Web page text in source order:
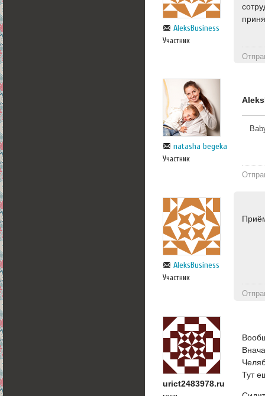
AleksBusiness
Участник
natasha begeka
Участник
AleksBusiness
Участник
urict2483978.ru
Тут